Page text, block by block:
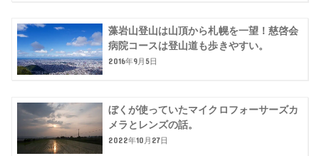
藻岩山登山は山頂から札幌を一望！慈啓会
病院コースは登山道も歩きやすい。
2016年9月5日
ぼくが使っていたマイクロフォーサーズカ
メラとレンズの話。
2022年10月27日